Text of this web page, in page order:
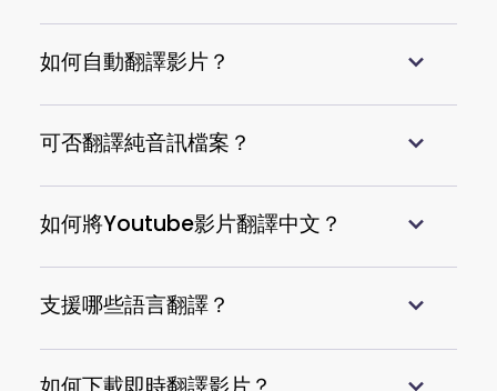
如何自動翻譯影片？
Vidnoz AI提供端到端影片自動翻譯流程，
使用者只需上傳影片、選擇偏好設定，點擊
可否翻譯純音訊檔案？
Vidnoz影片翻譯線上工具暫不支援純音訊
格式翻譯，建議先將音訊轉換為M4V、
如何將Youtube影片翻譯中文？
YouTube影片即時翻譯流程與一般影片相
同，請先下載影片後，使用Vidnoz即時影
可。
支援哪些語言翻譯？
Vidnoz影片翻譯AI免費工具目前支援140多
種語言翻譯，涵蓋所有主要流行語系